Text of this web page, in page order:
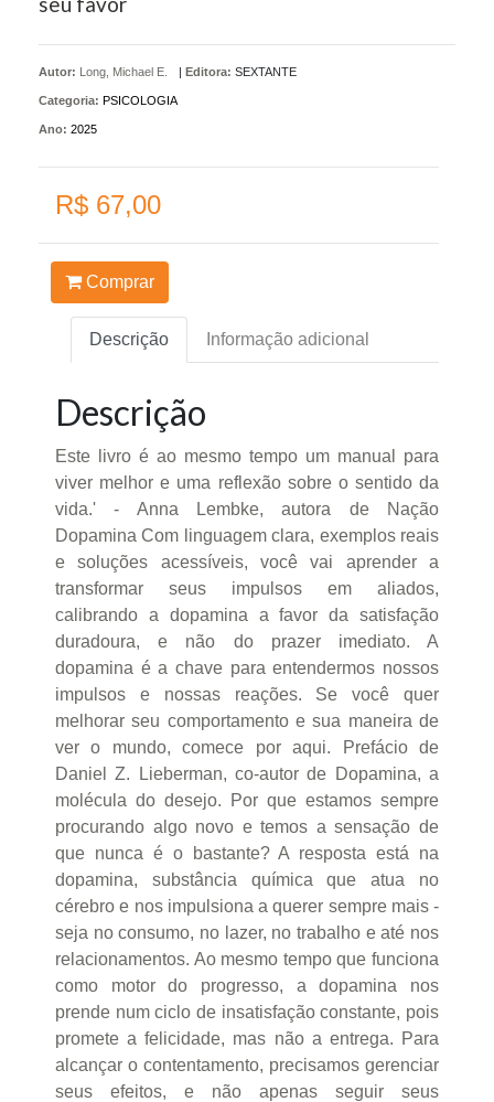
Autor: Long, Michael E. Editora: SEXTANTE
Categoria: PSICOLOGIA
Ano: 2025
R$ 67,00
Comprar
Descrição Informação adicional
Descrição
Este livro é ao mesmo tempo um manual para
viver melhor e uma reflexão sobre o sentido da
vida.' - Anna Lembke, autora de Nação
Dopamina Com linguagem clara, exemplos reais
e soluções acessíveis, você vai aprender a
transformar seus impulsos em aliados,
calibrando a dopamina a favor da satisfação
duradoura, e não do prazer imediato. A
dopamina é a chave para entendermos nossos
impulsos e nossas reações. Se você quer
melhorar seu comportamento e sua maneira de
ver o mundo, comece por aqui. Prefácio de
Daniel Z. Lieberman, co-autor de Dopamina, a
molécula do desejo. Por que estamos sempre
procurando algo novo e temos a sensação de
que nunca é o bastante? A resposta está na
dopamina, substância química que atua no
cérebro e nos impulsiona a querer sempre mais -
seja no consumo, no lazer, no trabalho e até nos
relacionamentos. Ao mesmo tempo que funciona
como motor do progresso, a dopamina nos
prende num ciclo de insatisfação constante, pois
promete a felicidade, mas não a entrega. Para
alcançar o contentamento, precisamos gerenciar
seus efeitos, e não apenas seguir seus